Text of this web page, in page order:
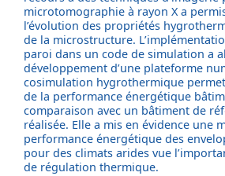
microtomographie à rayon X a
l’évolution des propriétés
de la microstructure.
paroi dans un code de simulation a
développement d’une plateforme
cosimulation hygrothermique
de la performance énergétique
comparaison avec un bâtiment de
réalisée. Elle a mis en évidence une
performance énergétique des
pour des climats arides vue
de régulation thermique.